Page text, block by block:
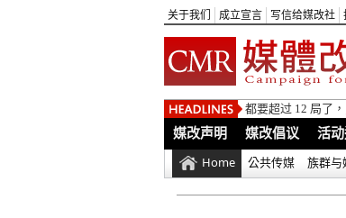
关于我们 成立宣言 写信给媒改社
都要超过 12 局了
媒改声明 媒改倡议 活
Home 公共传媒 族群与